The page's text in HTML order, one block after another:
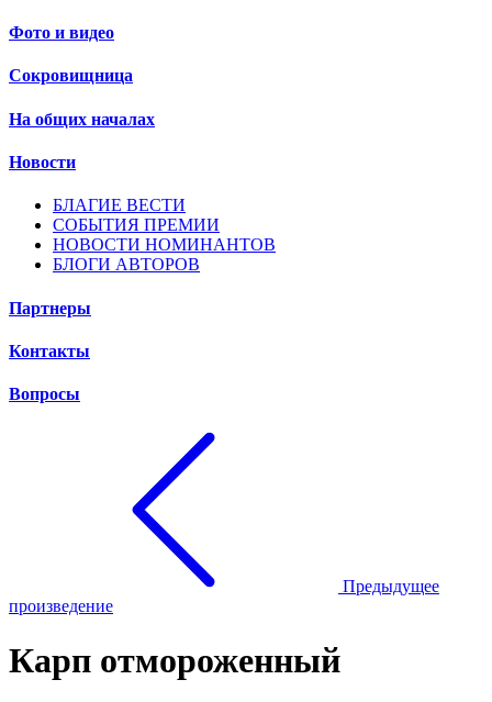
Фото и видео
Сокровищница
На общих началах
Новости
БЛАГИЕ ВЕСТИ
СОБЫТИЯ ПРЕМИИ
НОВОСТИ НОМИНАНТОВ
БЛОГИ АВТОРОВ
Партнеры
Контакты
Вопросы
Предыдущее
произведение
Карп отмороженный